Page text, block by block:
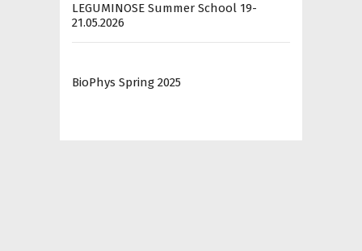
LEGUMINOSE Summer School 19-
21.05.2026
BioPhys Spring 2025